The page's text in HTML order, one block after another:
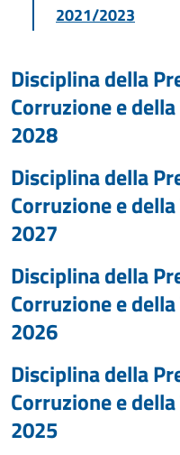
2021/2023
Disciplina della
Corruzione e
2028
Disciplina della
Corruzione e
2027
Disciplina della
Corruzione e
2026
Disciplina della
Corruzione e
2025